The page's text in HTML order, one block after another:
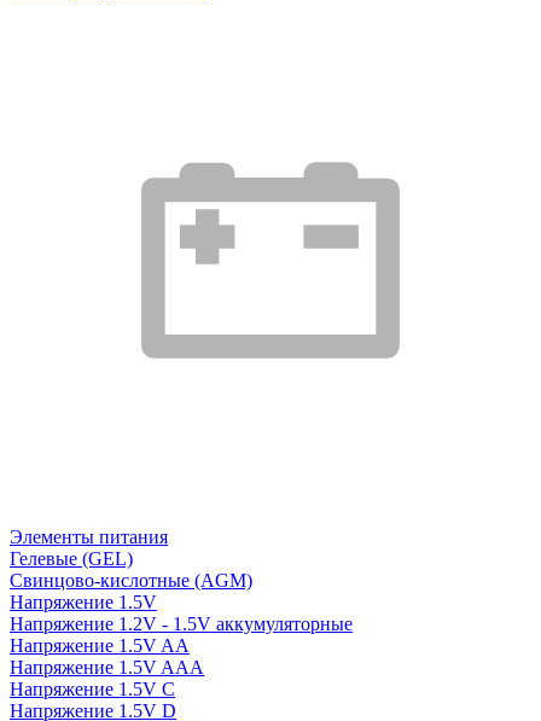
Элементы питания
Гелевые (GEL)
Свинцово-кислотные (AGM)
Напряжение 1.5V
Напряжение 1.2V - 1.5V аккумуляторные
Напряжение 1.5V AA
Напряжение 1.5V AAA
Напряжение 1.5V C
Напряжение 1.5V D